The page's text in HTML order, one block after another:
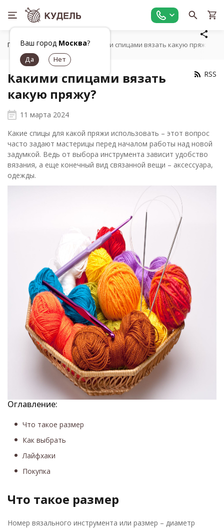
Ваш город Москва?
Главная Статьи Какими спицами вязать какую пряжу?
Какими спицами вязать
какую пряжу?
RSS
11 марта 2024
Какие спицы для какой пряжи использовать – этот вопрос
часто задают мастерицы перед началом работы над новой
задумкой. Ведь от выбора инструмента зависит удобство
вязания, а еще конечный вид связанной вещи – аксессуара,
одежды.
Оглавление:
Что такое размер
Как выбрать
Лайфхаки
Покупка
Что такое размер
Номер вязального инструмента или размер – диаметр